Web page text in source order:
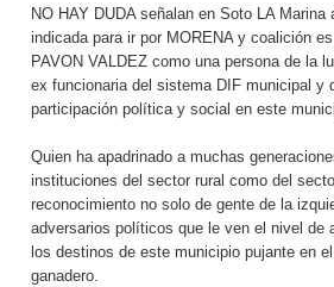
NO HAY DUDA señalan en Soto LA Marina
indicada para ir por MORENA y coalición
PAVON VALDEZ como una persona de la
ex funcionaria del sistema DIF municipal y
participación política y social en este
Quien ha apadrinado a muchas
instituciones del sector rural como del
reconocimiento no solo de gente de la
adversarios políticos que le ven el nivel de
los destinos de este municipio pujante en
ganadero.